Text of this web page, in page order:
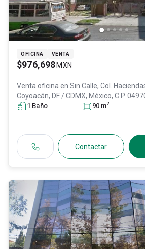
OFICINA VENTA
$976,698 MXN
Venta oficina en Sin Calle, Col.
Coyoacán, DF / CDMX, México, C.P.
1 Baño 90 m2
Contactar